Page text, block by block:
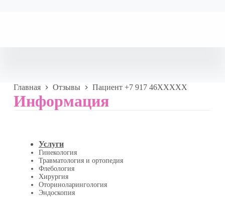
Главная Отзывы Пациент +7 917 46XXXXX
Информация
Услуги
Гинекология
Травматология и ортопедия
Флебология
Хирургия
Оториноларингология
Эндоскопия